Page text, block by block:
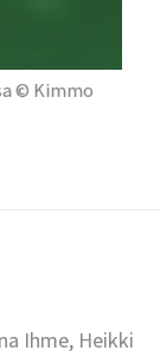
© Kimmo
Ihme, Heikki